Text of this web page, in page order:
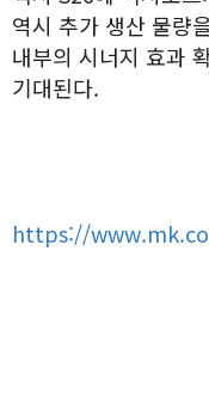
역시 추가 생산 물량
내부의 시너지 효과
기대된다.
https://